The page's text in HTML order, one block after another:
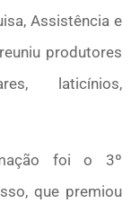
Assistência e
produtores
laticínios,
foi o 3º
que premiou